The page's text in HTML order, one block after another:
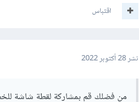
اقتباس
نشر28 أكتوبر 2022
من فضلك قم بمشاركة لقطة شاشة